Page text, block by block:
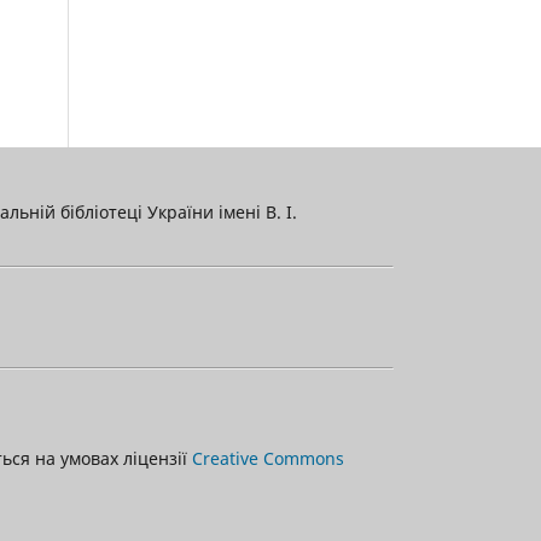
бібліотеці України імені В. І.
на умовах ліцензії Creative Commons